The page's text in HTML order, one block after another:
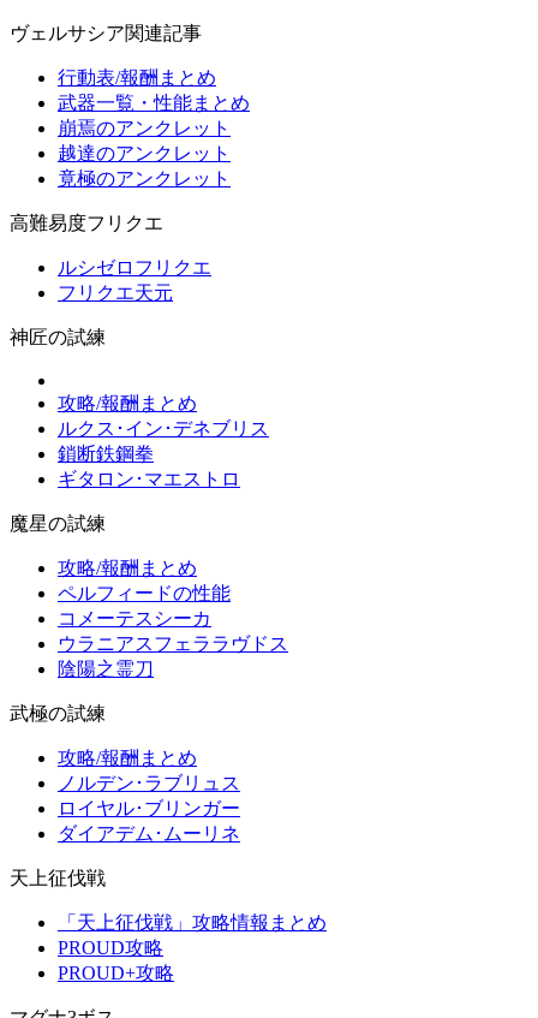
ヴェルサシア関連記事
行動表/報酬まとめ
武器一覧・性能まとめ
崩焉のアンクレット
越達のアンクレット
竟極のアンクレット
高難易度フリクエ
ルシゼロフリクエ
フリクエ天元
神匠の試練
攻略/報酬まとめ
ルクス･イン･デネブリス
鎖断鉄鋼拳
ギタロン･マエストロ
魔星の試練
攻略/報酬まとめ
ペルフィードの性能
コメーテスシーカ
ウラニアスフェララヴドス
陰陽之霊刀
武極の試練
攻略/報酬まとめ
ノルデン･ラブリュス
ロイヤル･ブリンガー
ダイアデム･ムーリネ
天上征伐戦
「天上征伐戦」攻略情報まとめ
PROUD攻略
PROUD+攻略